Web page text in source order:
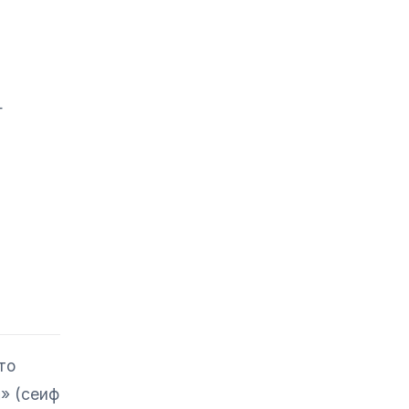
(сеиф